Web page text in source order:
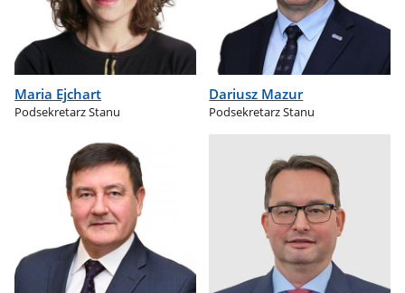
Maria Ejchart
Podsekretarz Stanu
Dariusz Mazur
Podsekretarz Stanu